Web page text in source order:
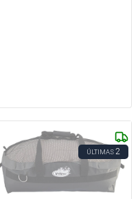
ÚLTIMAS2